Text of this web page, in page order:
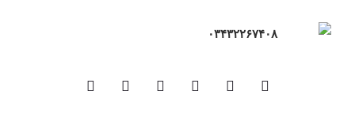
۰۳۴۳۲۲۶۷۴۰۸